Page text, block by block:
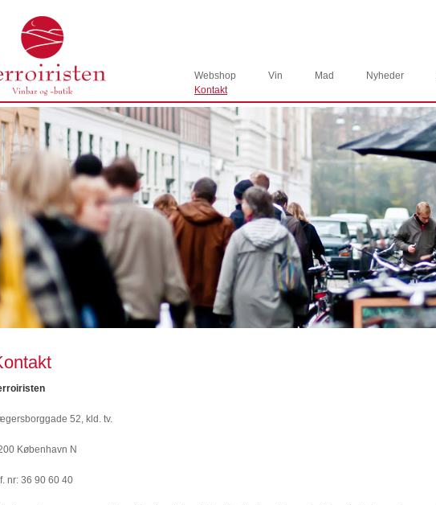
Webshop Vin Mad Nyheder
Kontakt
52, kld. tv.
København N
nr: 36 90 60 40